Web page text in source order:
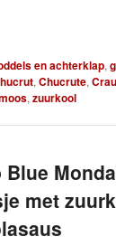
en achterklap,
,Chucrute,
,zuurkool
met